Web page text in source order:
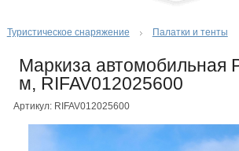
Туристическое снаряжение Палатки и тенты
Маркиза автомобильная
м, RIFAV012025600
Артикул: RIFAV012025600